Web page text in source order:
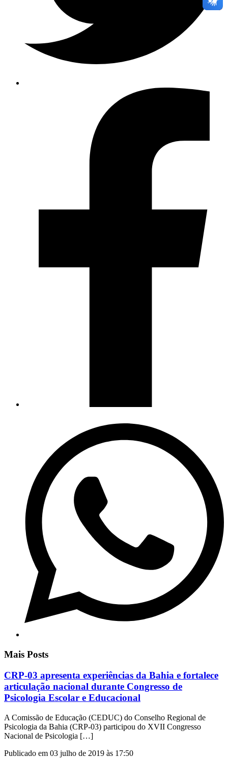
Mais Posts
CRP-03 apresenta experiências da Bahia e fortalece
articulação nacional durante Congresso de
Psicologia Escolar e Educacional
A Comissão de Educação (CEDUC) do Conselho Regional de
Psicologia da Bahia (CRP-03) participou do XVII Congresso
Nacional de Psicologia […]
Publicado em 03 julho de 2019 às 17:50